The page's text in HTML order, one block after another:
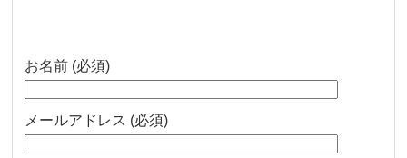
お名前 (必須)
メールアドレス (必須)